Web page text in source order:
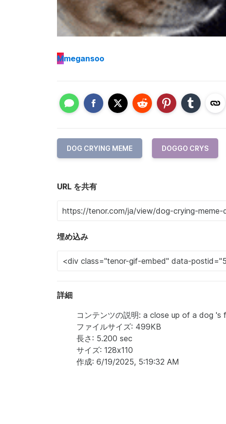
Mmegansoo
DOG CRYING MEME DOGGO CRYS
URL を共有
埋め込み
詳細
コンテンツの説明: a close up of a dog
ファイルサイズ: 499KB
長さ: 5.200 sec
サイズ: 128x110
作成: 6/19/2025, 5:19:32 AM